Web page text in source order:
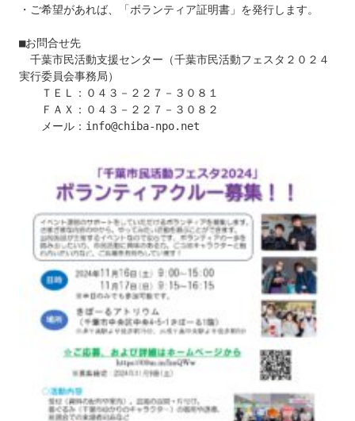
・ご希望があれば、「ボランティア証明書」を発行します。
■お問合せ先
千葉市民活動支援センター（千葉市民活動フェスタ２０２４
実行委員会事務局）
ＴＥＬ：０４３－２２７－３０８１
ＦＡＸ：０４３－２２７－３０８２
メール：info@chiba-npo.net